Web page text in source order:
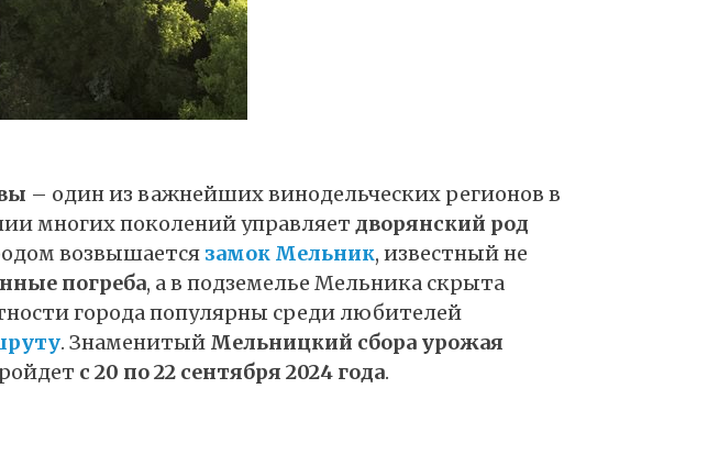
– один из важнейших винодельческих регионов в
многих поколений управляет дворянский род
возвышается замок Мельник, известный не
погреба, а в подземелье Мельника скрыта
города популярны среди любителей
. Знаменитый Мельницкий сбора урожая
с 20 по 22 сентября 2024 года.